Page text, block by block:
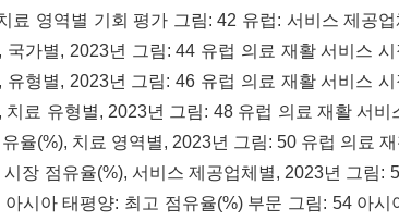
영역별 기회 평가 그림: 42 유럽: 서비스 제공
가별, 2023년 그림: 44 유럽 의료 재활 서비스
형별, 2023년 그림: 46 유럽 의료 재활 서비스
료 유형별, 2023년 그림: 48 유럽 의료 재활 서비
율(%), 치료 영역별, 2023년 그림: 50 유럽 의료
장 점유율(%), 서비스 제공업체별, 2023년 그림:
시아 태평양: 최고 점유율(%) 부문 그림: 54 아시